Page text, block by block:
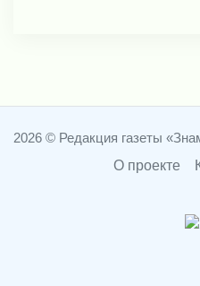
2026 © Редакция газеты
О проекте